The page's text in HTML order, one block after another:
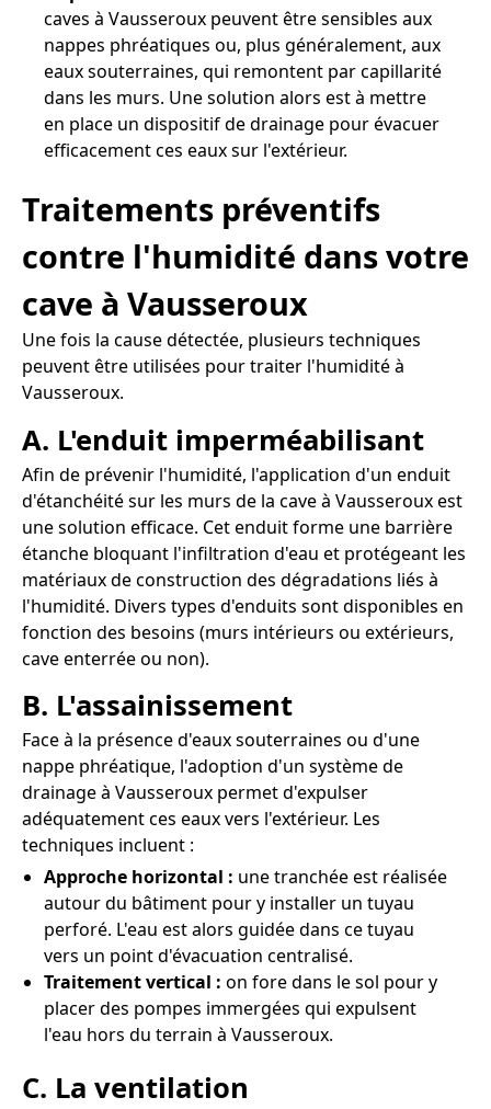
caves à Vausseroux peuvent être sensibles aux
nappes phréatiques ou, plus généralement, aux
eaux souterraines, qui remontent par capillarité
dans les murs. Une solution alors est à mettre
en place un dispositif de drainage pour évacuer
efficacement ces eaux sur l'extérieur.
Traitements préventifs
contre l'humidité dans votre
cave à Vausseroux
Une fois la cause détectée, plusieurs techniques
peuvent être utilisées pour traiter l'humidité à
Vausseroux.
A. L'enduit imperméabilisant
Afin de prévenir l'humidité, l'application d'un enduit
d'étanchéité sur les murs de la cave à Vausseroux est
une solution efficace. Cet enduit forme une barrière
étanche bloquant l'infiltration d'eau et protégeant les
matériaux de construction des dégradations liés à
l'humidité. Divers types d'enduits sont disponibles en
fonction des besoins (murs intérieurs ou extérieurs,
cave enterrée ou non).
B. L'assainissement
Face à la présence d'eaux souterraines ou d'une
nappe phréatique, l'adoption d'un système de
drainage à Vausseroux permet d'expulser
adéquatement ces eaux vers l'extérieur. Les
techniques incluent :
Approche horizontal : une tranchée est réalisée
autour du bâtiment pour y installer un tuyau
perforé. L'eau est alors guidée dans ce tuyau
vers un point d'évacuation centralisé.
Traitement vertical : on fore dans le sol pour y
placer des pompes immergées qui expulsent
l'eau hors du terrain à Vausseroux.
C. La ventilation